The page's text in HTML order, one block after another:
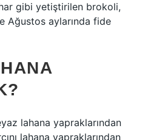
gibi yetiştirilen brokoli,
Ağustos aylarında fide
lahana yapraklarından
lahana yapraklarından